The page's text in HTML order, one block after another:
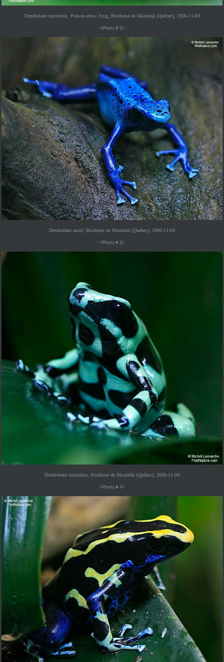
Dendrobate tinctorius, Poison-arrow Frog, Biodome de Montréal (Québec), 2006-11-04
<Photo # 2>
Dendrobate azuré, Biodome de Montréal (Québec), 2006-11-04
<Photo # 3>
Dendrobate tinctorius, Biodome de Montréal (Québec), 2006-11-04
<Photo # 4>